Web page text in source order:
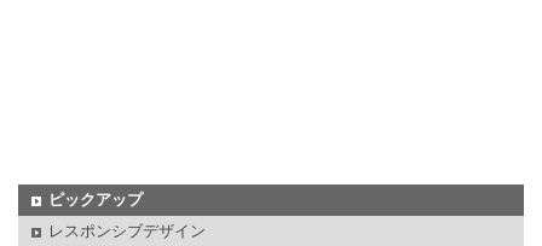
ピックアップ
レスポンシブデザイン